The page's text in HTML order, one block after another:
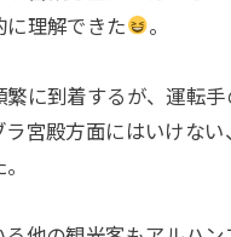
に理解できた
。
繁に到着するが、運転手
ラ宮殿方面にはいけな